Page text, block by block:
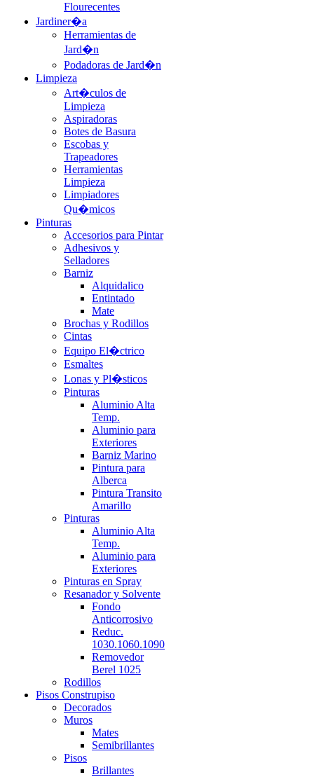
Flourecentes
Jardiner�a
Herramientas de
Jard�n
Podadoras de Jard�n
Limpieza
Art�culos de
Limpieza
Aspiradoras
Botes de Basura
Escobas y
Trapeadores
Herramientas
Limpieza
Limpiadores
Qu�micos
Pinturas
Accesorios para Pintar
Adhesivos y
Selladores
Barniz
Alquidalico
Entintado
Mate
Brochas y Rodillos
Cintas
Equipo El�ctrico
Esmaltes
Lonas y Pl�sticos
Pinturas
Aluminio Alta
Temp.
Aluminio para
Exteriores
Barniz Marino
Pintura para
Alberca
Pintura Transito
Amarillo
Pinturas
Aluminio Alta
Temp.
Aluminio para
Exteriores
Pinturas en Spray
Resanador y Solvente
Fondo
Anticorrosivo
Reduc.
1030.1060.1090
Removedor
Berel 1025
Rodillos
Pisos Construpiso
Decorados
Muros
Mates
Semibrillantes
Pisos
Brillantes